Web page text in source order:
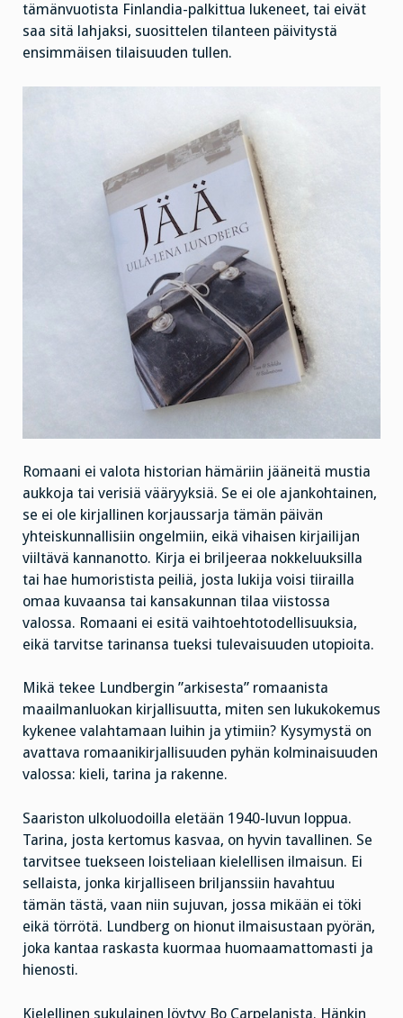
tämänvuotista Finlandia-palkittua lukeneet, tai eivät
saa sitä lahjaksi, suosittelen tilanteen päivitystä
ensimmäisen tilaisuuden tullen.
Romaani ei valota historian hämäriin jääneitä mustia
aukkoja tai verisiä vääryyksiä. Se ei ole ajankohtainen,
se ei ole kirjallinen korjaussarja tämän päivän
yhteiskunnallisiin ongelmiin, eikä vihaisen kirjailijan
viiltävä kannanotto. Kirja ei briljeeraa nokkeluuksilla
tai hae humoristista peiliä, josta lukija voisi tiirailla
omaa kuvaansa tai kansakunnan tilaa viistossa
valossa. Romaani ei esitä vaihtoehtotodellisuuksia,
eikä tarvitse tarinansa tueksi tulevaisuuden utopioita.
Mikä tekee Lundbergin ”arkisesta” romaanista
maailmanluokan kirjallisuutta, miten sen lukukokemus
kykenee valahtamaan luihin ja ytimiin? Kysymystä on
avattava romaanikirjallisuuden pyhän kolminaisuuden
valossa: kieli, tarina ja rakenne.
Saariston ulkoluodoilla eletään 1940-luvun loppua.
Tarina, josta kertomus kasvaa, on hyvin tavallinen. Se
tarvitsee tuekseen loisteliaan kielellisen ilmaisun. Ei
sellaista, jonka kirjalliseen briljanssiin havahtuu
tämän tästä, vaan niin sujuvan, jossa mikään ei töki
eikä törrötä. Lundberg on hionut ilmaisustaan pyörän,
joka kantaa raskasta kuormaa huomaamattomasti ja
hienosti.
Kielellinen sukulainen löytyy Bo Carpelanista. Hänkin